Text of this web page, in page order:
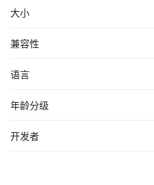
大小
兼容性
语言
年龄分级
开发者